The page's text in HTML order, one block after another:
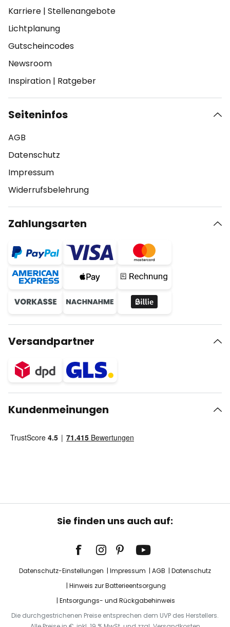
Karriere | Stellenangebote
Lichtplanung
Gutscheincodes
Newsroom
Inspiration | Ratgeber
Seiteninfos
AGB
Datenschutz
Impressum
Widerrufsbelehrung
Zahlungsarten
Versandpartner
Kundenmeinungen
Sie finden uns auch auf:
Datenschutz-Einstellungen Impressum AGB
Datenschutz
Hinweis zur Batterieentsorgung
Entsorgungs- und Rückgabehinweis
Die durchgestrichenen Preise entsprechen dem UVP des Herstellers.